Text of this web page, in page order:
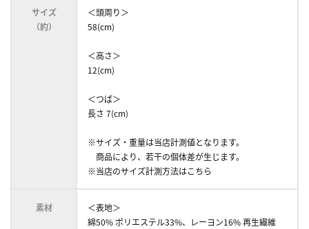
サイズ
（約）
＜頭周り＞
58(cm)
＜高さ＞
12(cm)
＜つば＞
長さ 7(cm)
※サイズ・重量は当店計測値となります。
商品により、若干の個体差が生じます。
※当店のサイズ計測方法はこちら
素材
＜表地＞
綿50% ポリエステル33%、レーヨン16% 再生繊維